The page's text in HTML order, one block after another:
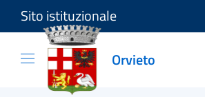
Salta e vai al contenuto
Salta e vai al footer
Sito istituzionale
Orvieto